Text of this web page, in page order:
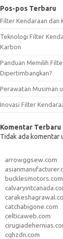
Pos-pos Terbaru
Filter Kendaraan dan
Teknologi Filter
Karbon
Panduan Memilih
Dipertimbangkan?
Perawatan Musiman
Inovasi Filter
Komentar Terbaru
Tidak ada komentar
arrowggsew.com
bucklesmotors.com
catchabigone.com
celticaweb.com
cqhzdn.com